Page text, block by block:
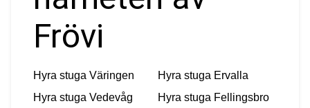
Frövi
Hyra stuga Väringen Hyra stuga Ervalla
Hyra stuga Vedevåg Hyra stuga Fellingsbro